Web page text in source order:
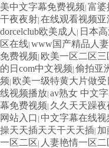
美中文字幕免费视频| 富婆
干夜夜射| 在线观看视频亚
dorcelclub欧美成人 | 日本
区在线| www国产精品人妻
免费视频| 欧美一区二区三
的日com中文视频| 偷拍亚
频| 欧美一级特黄大片做受
线视频播放| av熟女 中文
幕免费视频| 久久天天躁夜
网站入口 | 中文字幕在线
操天天插天天干天天插| 加
一区二区| 人妻艳情一区